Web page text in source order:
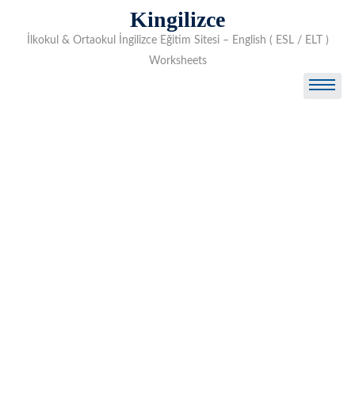
content
Kingilizce
İlkokul & Ortaokul İngilizce Eğitim Sitesi – English ( ESL / ELT )
Worksheets